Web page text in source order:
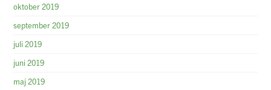
oktober 2019
september 2019
juli 2019
juni 2019
maj 2019